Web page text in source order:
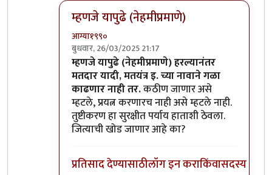
म्हणजे यापुढे (नेहमीप्रमाणे)
आग्या१९९०
बुधवार, 26/03/2025 21:17
In reply toम्हणजे यापुढे (नेहमीप्रमाणे)
म्हणजे यापुढे (नेहमीप्रमाणे) हरल्यानंतर
मतदार यादी, मतयंत्र इ. च्या नावाने गळा
काढणार नाही तर.कठीण जाणार असे
म्हटले, प्रयत्न करणारच नाही असे म्हटले नाही.
तुष्टीकरण हा सुरक्षीत पर्याय हाताशी ठेवला.
जित्याची खोड जाणार आहे का?
प्रतिसाद देण्यासाठीलॉग इन कराकिंवासदस्य व्हा